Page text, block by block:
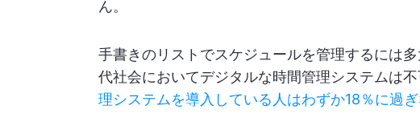
ん。
手書きのリストでスケジュールを管理するには
代社会においてデジタルな時間管理システムは
理システムを導入している人はわずか18％に過